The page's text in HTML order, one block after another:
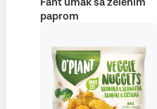
paprom